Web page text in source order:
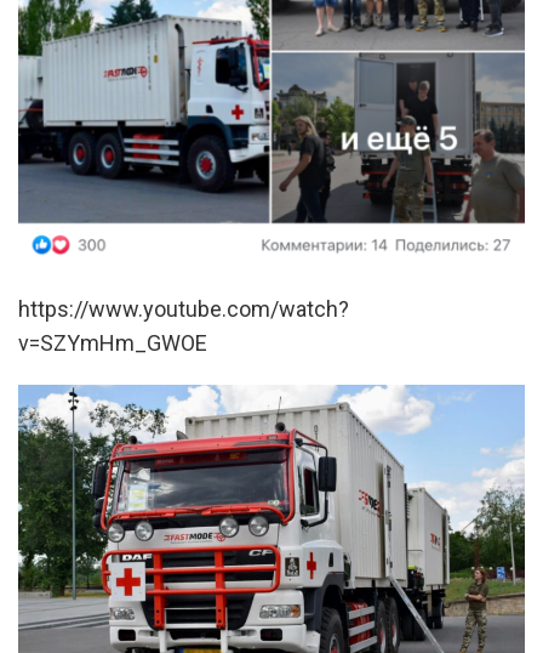
https://www.youtube.com/watch?
v=SZYmHm_GWOE